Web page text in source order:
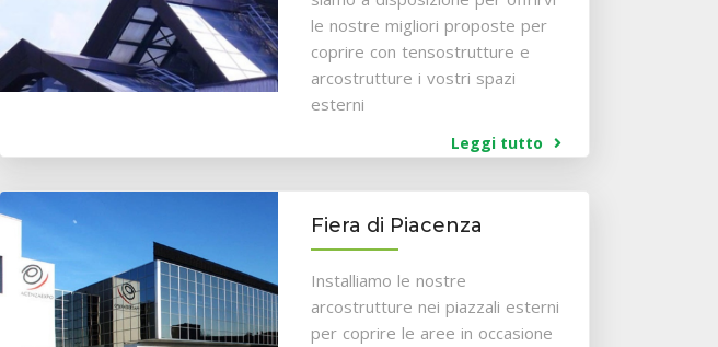
le nostre migliori proposte per
coprire con tensostrutture e
arcostrutture i vostri spazi
esterni
Leggi tutto
Fiera di Piacenza
Installiamo le nostre
arcostrutture nei piazzali esterni
per coprire le aree in occasione